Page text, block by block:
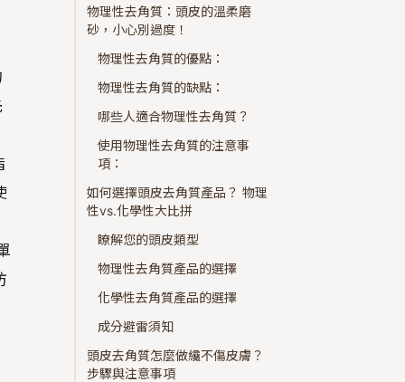
物理性去角質：頭皮的溫柔磨
砂，小心別過度！
物理性去角質的優點：
物理性去角質的缺點：
哪些人適合物理性去角質？
使用物理性去角質的注意事
項：
如何選擇頭皮去角質產品？ 物理
性vs.化學性大比拼
瞭解您的頭皮類型
物理性去角質產品的選擇
化學性去角質產品的選擇
成分避雷須知
頭皮去角質怎麼做纔不傷皮膚？
步驟與注意事項